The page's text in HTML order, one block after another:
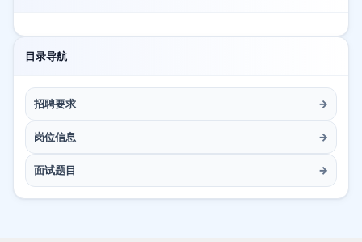
目录导航
招聘要求 →
岗位信息 →
面试题目 →